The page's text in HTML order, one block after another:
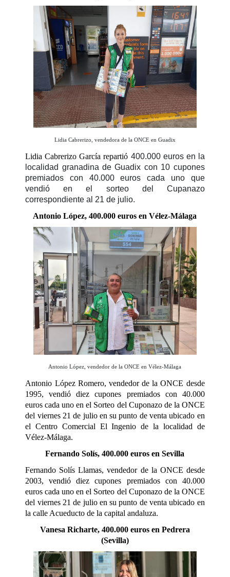
Lidia Cabrerizo, vendedora de la ONCE en Guadix
Lidia Cabrerizo García repartió 400.000 euros en la
localidad granadina de Guadix con 10 cupones
premiados con 40.000 euros cada uno que
vendió en el sorteo del Cupanazo
correspondiente al 21 de julio.
Antonio López, 400.000 euros en Vélez-Málaga
Antonio López, vendedor de la ONCE en Vélez-Málaga
Antonio López Romero, vendedor de la ONCE desde
1995, vendió diez cupones premiados con 40.000
euros cada uno en el Sorteo del Cuponazo de la ONCE
del viernes 21 de julio en su punto de venta ubicado en
el Centro Comercial El Ingenio de la localidad de
Vélez-Málaga.
Fernando Solís, 400.000 euros en Sevilla
Fernando Solís Llamas, vendedor de la ONCE desde
2003, vendió diez cupones premiados con 40.000
euros cada uno en el Sorteo del Cuponazode la ONCE
del viernes 21 de julio en su punto de venta ubicado en
la calle Acueducto de la capital andaluza.
Vanesa Richarte, 400.000 euros en Pedrera
(Sevilla)